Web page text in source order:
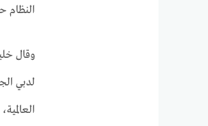
النظام
وقال
لدبي